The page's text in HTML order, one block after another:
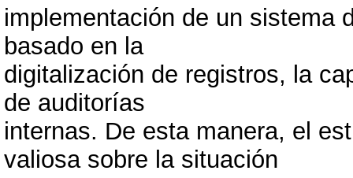
implementación de un sistema
basado en la
digitalización de registros, la
de auditorías
internas. De esta manera, el
valiosa sobre la situación